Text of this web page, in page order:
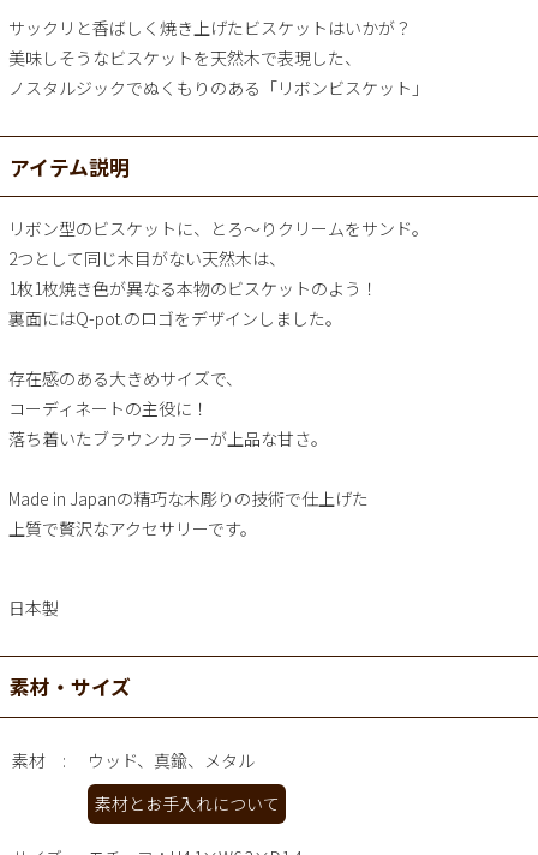
サックリと香ばしく焼き上げたビスケットはいかが？
美味しそうなビスケットを天然木で表現した、
ノスタルジックでぬくもりのある「リボンビスケット」
アイテム説明
リボン型のビスケットに、とろ～りクリームをサンド。
2つとして同じ木目がない天然木は、
1枚1枚焼き色が異なる本物のビスケットのよう！
裏面にはQ-pot.のロゴをデザインしました。
存在感のある大きめサイズで、
コーディネートの主役に！
落ち着いたブラウンカラーが上品な甘さ。
Made in Japanの精巧な木彫りの技術で仕上げた
上質で贅沢なアクセサリーです。
日本製
素材・サイズ
素材
ウッド、真鍮、メタル
素材とお手入れについて